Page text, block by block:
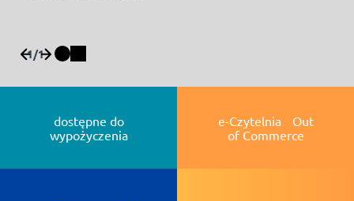
1/1
dostępne do
wypożyczenia
e-Czytelnia Out
of Commerce